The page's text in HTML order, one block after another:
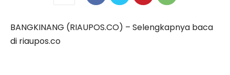
BANGKINANG (RIAUPOS.CO) – Selengkapnya baca
di riaupos.co